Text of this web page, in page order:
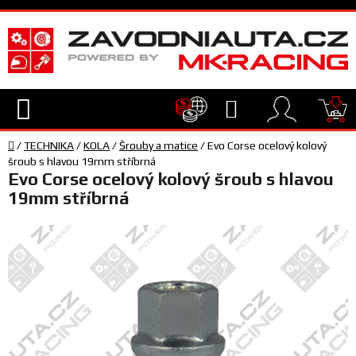
Přejít
na
obsah
Hledat
TECHNIKA
VYBAVENÍ
JEZDEC
TÝM
SERVIS
Domů
/TECHNIKA/KOLA/Šrouby a matice /Evo Corse ocelový kolový
šroub s hlavou 19mm stříbrná
Evo Corse ocelový kolový šroub s hlavou
19mm stříbrná